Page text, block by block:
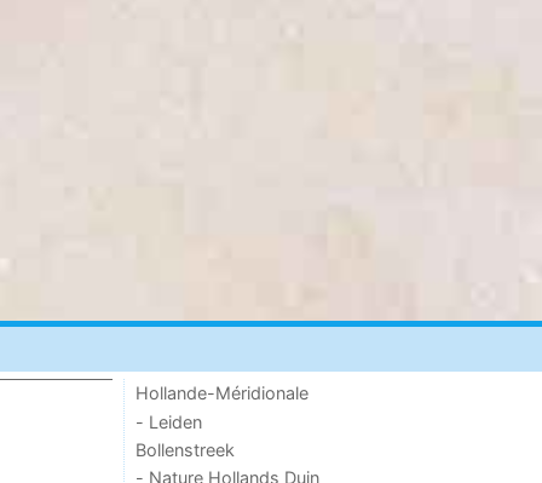
Hollande-Méridionale
- Leiden
Bollenstreek
- Nature Hollands Duin